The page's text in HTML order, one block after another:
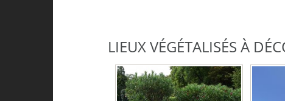
LIEUX VÉGÉTALISÉS À